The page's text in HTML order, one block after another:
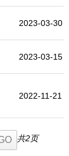
2023-03-30
2023-03-15
2022-11-21
共2页